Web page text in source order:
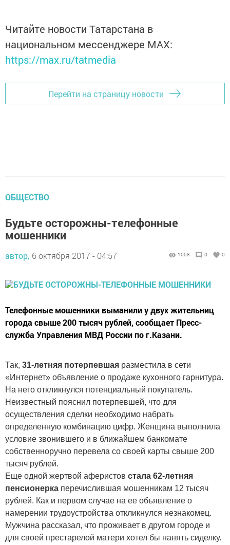
Читайте новости Татарстана в
национальном мессенджере MАХ:
https://max.ru/tatmedia
Перейти на страницу новости
ОБЩЕСТВО
Будьте осторожны-телефонные
мошенники
автор, 6 октября 2017 - 04:57 1058 0 0
Телефонные мошенники выманили у двух жительниц
города свыше 200 тысяч рублей, сообщает Пресс-
служба Управления МВД России по г.Казани.
Так, 31-летняя потерпевшая разместила в сети
«Интернет» объявление о продаже кухонного гарнитура.
На него откликнулся потенциальный покупатель.
Неизвестный пояснил потерпевшей, что для
осуществления сделки необходимо набрать
определенную комбинацию цифр. Женщина выполнила
условие звонившего и в ближайшем банкомате
собственноручно перевела со своей карты свыше 200
тысяч рублей.
Еще одной жертвой аферистов стала 62-летняя
пенсионерка перечислившая мошенникам 12 тысяч
рублей. Как и первом случае на ее объявление о
намерении трудоустройства откликнулся незнакомец.
Мужчина рассказал, что проживает в другом городе и
для своей престарелой матери хотел бы нанять сиделку.